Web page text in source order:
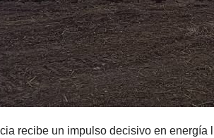
recibe un impulso decisivo en energía